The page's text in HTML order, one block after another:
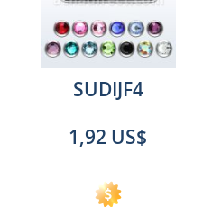
SUDIJF4
1,92 US$